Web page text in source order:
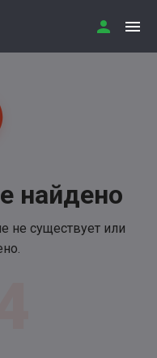
найдено
не существует или